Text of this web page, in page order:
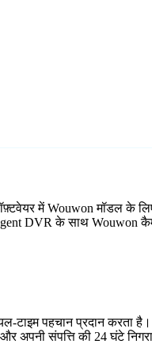
में Wouwon मॉडल के
DVR के साथ Wouwon
टाइम पहचान प्रदान करता
संपत्ति की 24 घंटे